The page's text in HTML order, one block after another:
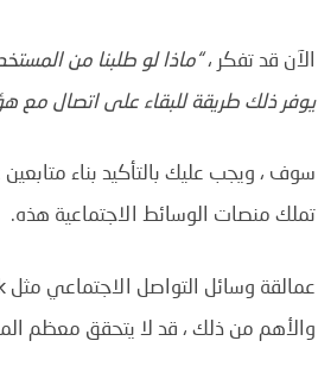
الآن قد تفكر ،“ماذا لو طلبنا من
يوفر ذلك طريقة للبقاء على اتصال مع
سوف ، ويجب عليك بالتأكيد بناء
تملك منصات الوسائط الاجتماعية هذه.
والأهم من ذلك ، قد لا يتحقق معظم